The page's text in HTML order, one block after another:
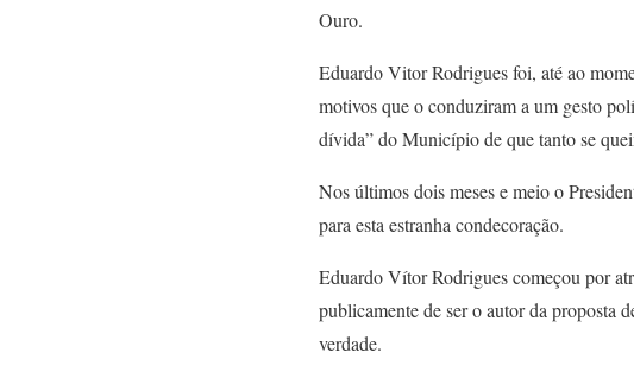
Ouro.
Eduardo Vitor Rodrigues foi, até ao
motivos que o conduziram a um gesto
dívida” do Município de que tanto se
Nos últimos dois meses e meio o
para esta estranha condecoração.
Eduardo Vítor Rodrigues começou por
publicamente de ser o autor da proposta
verdade.